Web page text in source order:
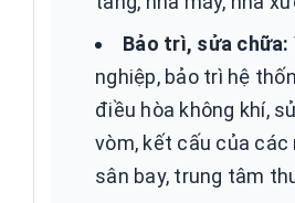
Bảo trì, sửa chữa:
nghiệp, bảo trì hệ
điều hòa không khí,
vòm, kết cấu của các
sân bay, trung tâm